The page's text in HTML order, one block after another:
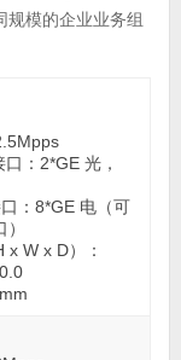
规模的企业业务组
：2*GE 光，
：8*GE 电（可
x W x D）：